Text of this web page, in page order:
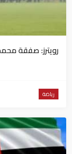
رويترز: صفقة
رياضة